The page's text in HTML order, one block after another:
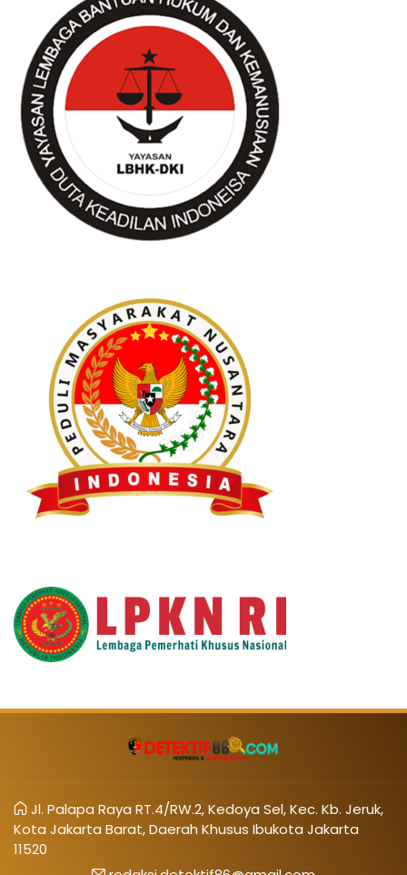
Jl. Palapa Raya RT.4/RW.2, Kedoya Sel, Kec. Kb. Jeruk,
Kota Jakarta Barat, Daerah Khusus Ibukota Jakarta
11520